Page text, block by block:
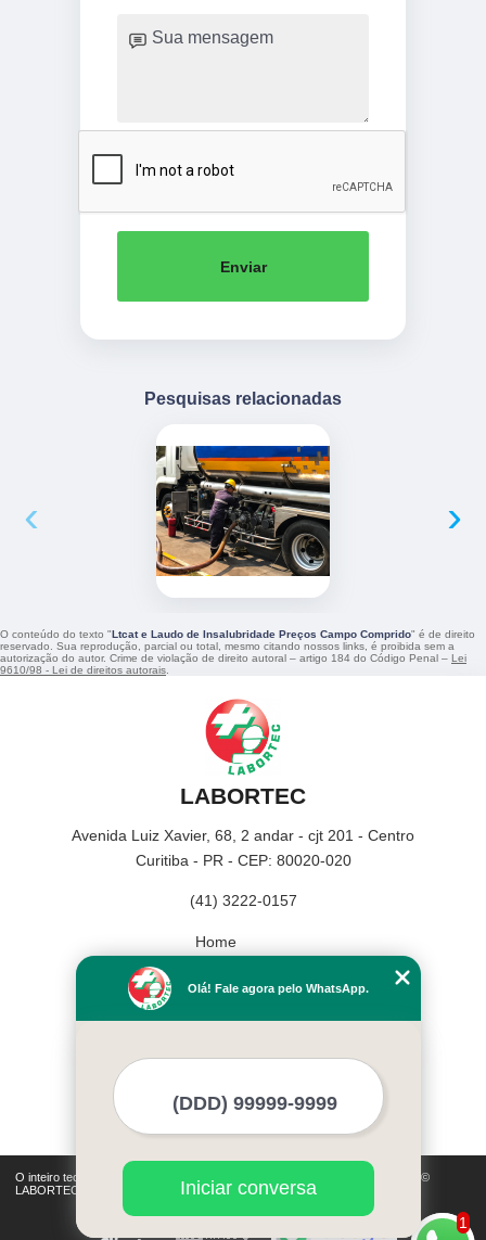
Enviar
Pesquisas relacionadas
‹ ›
O conteúdo do texto "Ltcat e Laudo de Insalubridade Preços Campo Comprido" é de direito
reservado. Sua reprodução, parcial ou total, mesmo citando nossos links, é proibida sem a
autorização do autor. Crime de violação de direito autoral – artigo 184 do Código Penal – Lei
9610/98 - Lei de direitos autorais
LABORTEC
Avenida Luiz Xavier, 68, 2 andar - cjt 201 - Centro
Curitiba - PR - CEP: 80020-020
(41) 3222-0157
Home
Missão
O inteiro teor deste site está sujeito à proteção de direitos autorais. Copyright©
LABORTEC (Lei 9610 de 19/02/1998)
1
Olá! Fale agora pelo WhatsApp.
Iniciar conversa